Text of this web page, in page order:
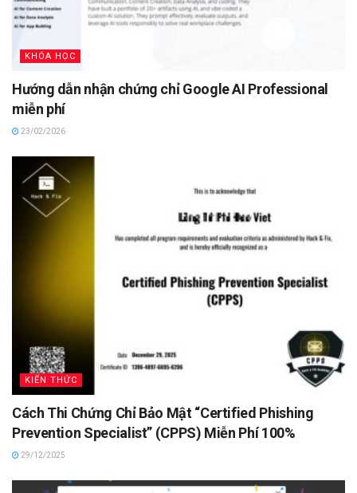
KHÓA HỌC
Hướng dẫn nhận chứng chỉ Google AI Professional
miễn phí
23/02/2026
KIẾN THỨC
Cách Thi Chứng Chỉ Bảo Mật “Certified Phishing
Prevention Specialist” (CPPS) Miễn Phí 100%
29/12/2025